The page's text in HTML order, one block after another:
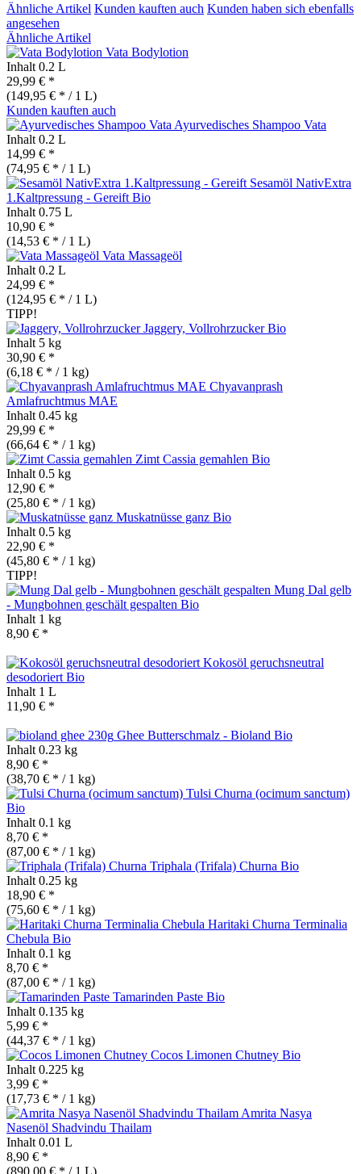
Ähnliche Artikel Kunden kauften auch Kunden haben sich ebenfalls
angesehen
Ähnliche Artikel
Vata Bodylotion
Inhalt 0.2 L
29,99 € *
(149,95 € * / 1 L)
Kunden kauften auch
Ayurvedisches Shampoo Vata
Inhalt 0.2 L
14,99 € *
(74,95 € * / 1 L)
Sesamöl NativExtra
1.Kaltpressung - Gereift Bio
Inhalt 0.75 L
10,90 € *
(14,53 € * / 1 L)
Vata Massageöl
Inhalt 0.2 L
24,99 € *
(124,95 € * / 1 L)
TIPP!
Jaggery, VollrohrzuckerBio
Inhalt 5 kg
30,90 € *
(6,18 € * / 1 kg)
Chyavanprash
Amlafruchtmus MAE
Inhalt 0.45 kg
29,99 € *
(66,64 € * / 1 kg)
Zimt Cassia gemahlen Bio
Inhalt 0.5 kg
12,90 € *
(25,80 € * / 1 kg)
Muskatnüsse ganz Bio
Inhalt 0.5 kg
22,90 € *
(45,80 € * / 1 kg)
TIPP!
Mung Dal gelb
- Mungbohnen geschält gespalten Bio
Inhalt 1 kg
8,90 € *
Kokosöl geruchsneutral
desodoriert Bio
Inhalt 1 L
11,90 € *
Ghee Butterschmalz - Bioland Bio
Inhalt 0.23 kg
8,90 € *
(38,70 € * / 1 kg)
Tulsi Churna (ocimum sanctum)
Bio
Inhalt 0.1 kg
8,70 € *
(87,00 € * / 1 kg)
Triphala (Trifala) Churna Bio
Inhalt 0.25 kg
18,90 € *
(75,60 € * / 1 kg)
Haritaki Churna Terminalia
Chebula Bio
Inhalt 0.1 kg
8,70 € *
(87,00 € * / 1 kg)
Tamarinden Paste Bio
Inhalt 0.135 kg
5,99 € *
(44,37 € * / 1 kg)
Cocos Limonen Chutney Bio
Inhalt 0.225 kg
3,99 € *
(17,73 € * / 1 kg)
Amrita Nasya
Nasenöl Shadvindu Thailam
Inhalt 0.01 L
8,90 € *
(890,00 € * / 1 L)